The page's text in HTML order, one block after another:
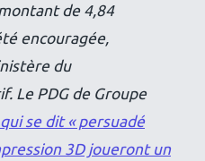
de 4,84
encouragée,
du
Le PDG de Groupe
se dit « persuadé
3D joueront un